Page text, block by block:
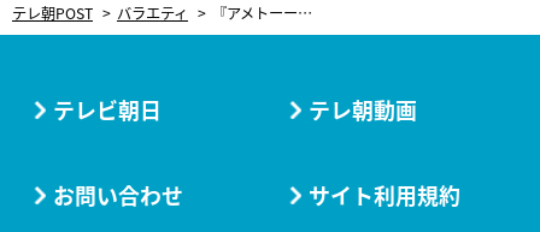
テレ朝POST バラエティ 『アメトーーク！』に集結！M-1＆キングオブコントで2本目のネタ選びを間違えた4組
テレビ朝日 テレ朝動画
お問い合わせ サイト利用規約